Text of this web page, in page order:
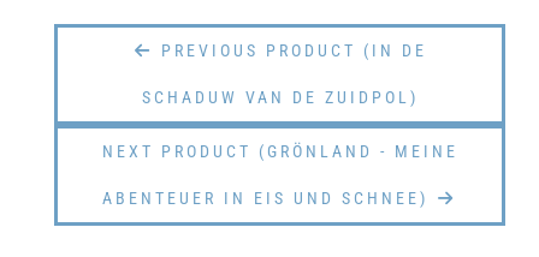
PREVIOUS PRODUCT (IN DE
SCHADUW VAN DE ZUIDPOL)
NEXT PRODUCT (GRÖNLAND - MEINE
ABENTEUER IN EIS UND SCHNEE)